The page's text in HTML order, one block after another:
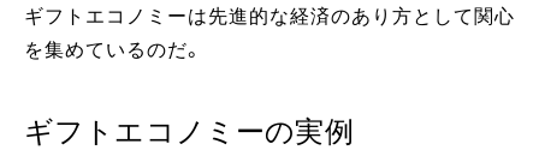
ギフトエコノミーは先進的な経済のあり方として関心
を集めているのだ。
ギフトエコノミーの実例